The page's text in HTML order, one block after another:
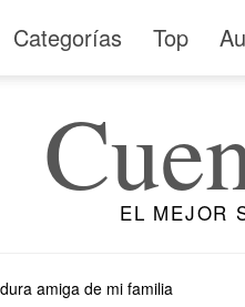
Categorías Top
EL MEJOR
amiga de mi familia